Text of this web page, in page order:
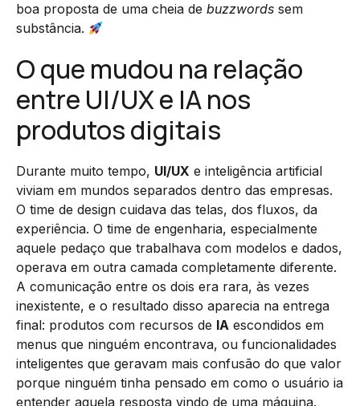
boa proposta de uma cheia de buzzwords sem
substância.
O que mudou na relação
entre UI/UX e IA nos
produtos digitais
Durante muito tempo, UI/UX e inteligência artificial
viviam em mundos separados dentro das empresas.
O time de design cuidava das telas, dos fluxos, da
experiência. O time de engenharia, especialmente
aquele pedaço que trabalhava com modelos e dados,
operava em outra camada completamente diferente.
A comunicação entre os dois era rara, às vezes
inexistente, e o resultado disso aparecia na entrega
final: produtos com recursos de IA escondidos em
menus que ninguém encontrava, ou funcionalidades
inteligentes que geravam mais confusão do que valor
porque ninguém tinha pensado em como o usuário ia
entender aquela resposta vindo de uma máquina.